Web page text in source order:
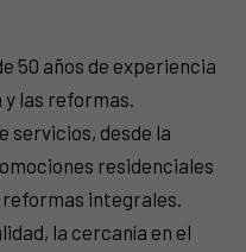
50 años de experiencia
las reformas.
servicios, desde la
residenciales
reformas integrales.
la cercanía en el